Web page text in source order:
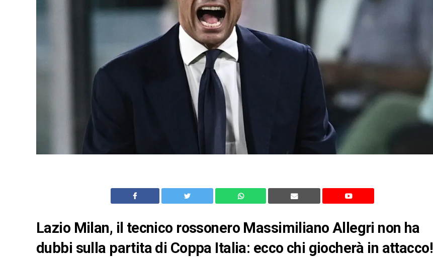
Lazio Milan, il tecnico rossonero Massimiliano Allegri non ha
dubbi sulla partita di Coppa Italia: ecco chi giocherà in attacco!